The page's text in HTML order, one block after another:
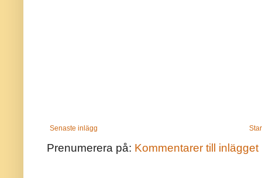
Senaste inlägg
Prenumerera på: Kommentarer till inlägget